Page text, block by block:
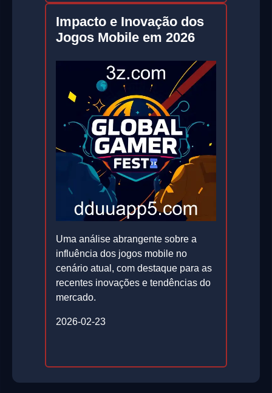
Impacto e Inovação dos
Jogos Mobile em 2026
Uma análise abrangente sobre a
influência dos jogos mobile no
cenário atual, com destaque para as
recentes inovações e tendências do
mercado.
2026-02-23